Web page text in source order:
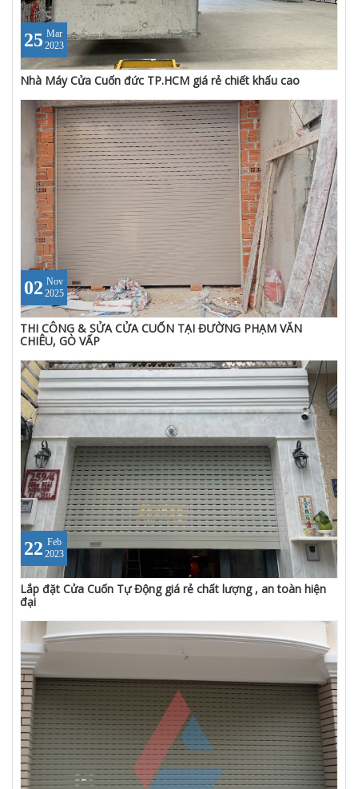
25 Mar
2023
Nhà Máy Cửa Cuốn đức TP.HCM giá rẻ chiết khấu cao
02 Nov
2025
THI CÔNG & SỬA CỬA CUỐN TẠI ĐƯỜNG PHẠM VĂN
CHIÊU, GÒ VẤP
22 Feb
2023
Lắp đặt Cửa Cuốn Tự Động giá rẻ chất lượng , an toàn hiện
đại